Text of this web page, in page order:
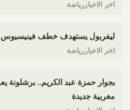
اخر الاخباررياضة
ليفربول يستهدف خطف فينيسيوس
اخر الاخباررياضة
بجوار حمزة عبد الكريم.. برشلونة
مغربية جديدة